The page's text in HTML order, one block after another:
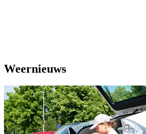
Weernieuws